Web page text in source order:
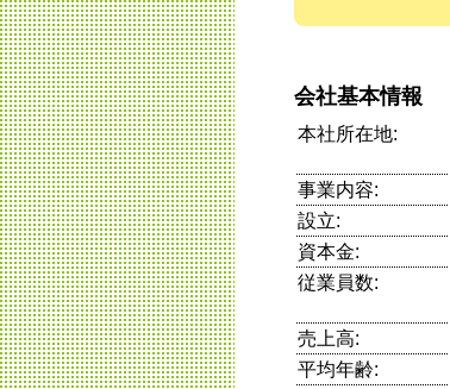
会社基本情報
本社所在地:
事業内容:
設立:
資本金:
従業員数:
売上高:
平均年齢: